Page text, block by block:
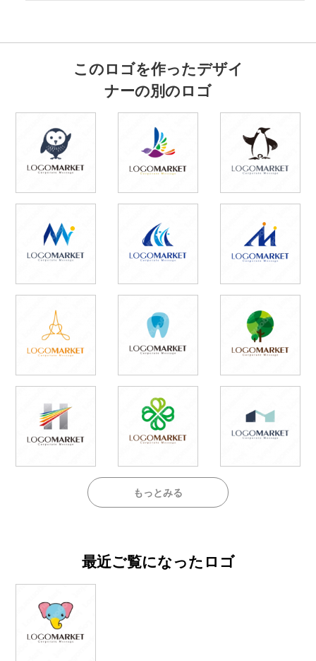
このロゴを作ったデザイ
ナーの別のロゴ
もっとみる
最近ご覧になったロゴ